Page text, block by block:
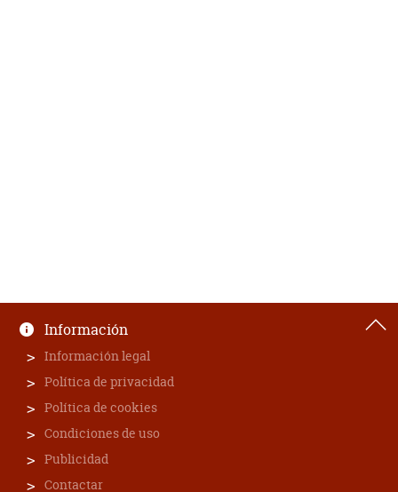
Información
Información legal
Política de privacidad
Política de cookies
Condiciones de uso
Publicidad
Contactar